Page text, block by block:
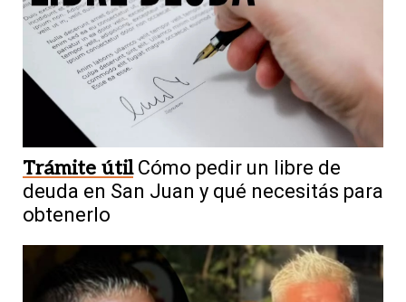
Trámite útil Cómo pedir un libre de
deuda en San Juan y qué necesitás para
obtenerlo